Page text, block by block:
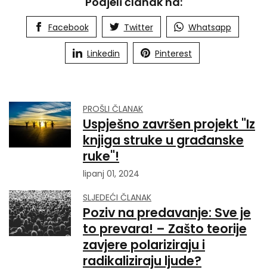
Facebook Twitter Whatsapp
Linkedin Pinterest
PROŠLI ČLANAK
Uspješno završen projekt "Iz
knjiga struke u građanske
ruke"!
lipanj 01, 2024
SLJEDEĆI ČLANAK
Poziv na predavanje: Sve je
to prevara! – Zašto teorije
zavjere polariziraju i
radikaliziraju ljude?